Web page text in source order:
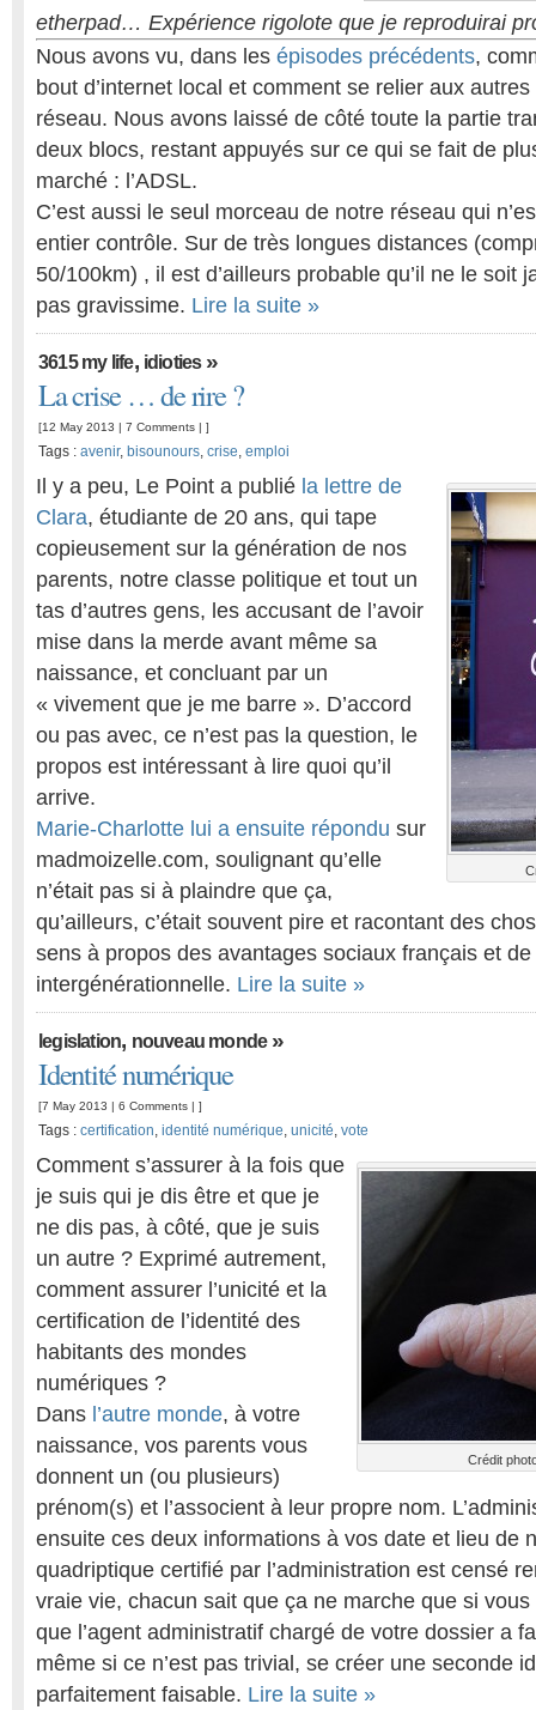
etherpad… Expérience rigolote que je reproduirai
Nous avons vu, dans les épisodes précédents,
bout d’internet local et comment se relier aux
réseau. Nous avons laissé de côté toute la partie
deux blocs, restant appuyés sur ce qui se fait de
marché : l’ADSL.
C’est aussi le seul morceau de notre réseau qui
entier contrôle. Sur de très longues distances
50/100km) , il est d’ailleurs probable qu’il ne le soit
pas gravissime. Lire la suite »
3615 my life, idioties»
La crise … de rire ?
[12 May 2013 | 7 Comments | ]
Tags : avenir, bisounours, crise, emploi
Il y a peu, Le Point a publié la lettre de
Clara, étudiante de 20 ans, qui tape
copieusement sur la génération de nos
parents, notre classe politique et tout un
tas d’autres gens, les accusant de l’avoir
mise dans la merde avant même sa
naissance, et concluant par un
« vivement que je me barre ». D’accord
ou pas avec, ce n’est pas la question, le
propos est intéressant à lire quoi qu’il
arrive.
Marie-Charlotte lui a ensuite répondu sur
madmoizelle.com, soulignant qu’elle
n’était pas si à plaindre que ça,
qu’ailleurs, c’était souvent pire et racontant des
sens à propos des avantages sociaux français et
intergénérationnelle. Lire la suite »
legislation, nouveau monde»
Identité numérique
[7 May 2013 | 6 Comments | ]
Tags : certification, identité numérique, unicité, vote
Crédit
Comment s’assurer à la fois que
je suis qui je dis être et que je
ne dis pas, à côté, que je suis
un autre ? Exprimé autrement,
comment assurer l’unicité et la
certification de l’identité des
habitants des mondes
numériques ?
Dans l’autre monde, à votre
naissance, vos parents vous
donnent un (ou plusieurs)
prénom(s) et l’associent à leur propre nom.
ensuite ces deux informations à vos date et lieu de
quadriptique certifié par l’administration est censé
vraie vie, chacun sait que ça ne marche que si
que l’agent administratif chargé de votre dossier a
même si ce n’est pas trivial, se créer une seconde
parfaitement faisable. Lire la suite »